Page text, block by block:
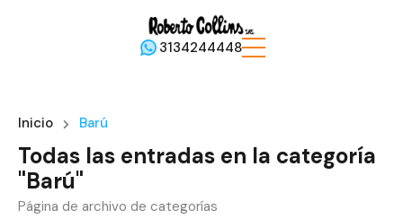
3134244448
Inicio Barú
Todas las entradas en la categoría
"Barú"
Página de archivo de categorías